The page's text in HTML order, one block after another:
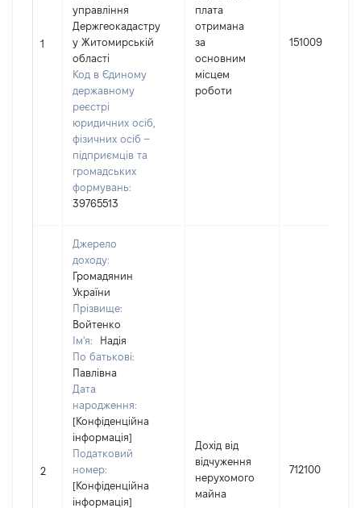
1
управління
Держгеокадастру
у Житомирській
області
Код в Єдиному
державному
реєстрі
юридичних осіб,
фізичних осіб –
підприємців та
громадських
формувань:
39765513
плата
отримана
за
основним
місцем
роботи
151009
2
Джерело
доходу:
Громадянин
України
Прізвище:
Войтенко
Ім'я:
Надія
По батькові:
Павлівна
Дата
народження:
[Конфіденційна
інформація]
Податковий
номер:
[Конфіденційна
інформація]
Дохід від
відчуження
нерухомого
майна
712100